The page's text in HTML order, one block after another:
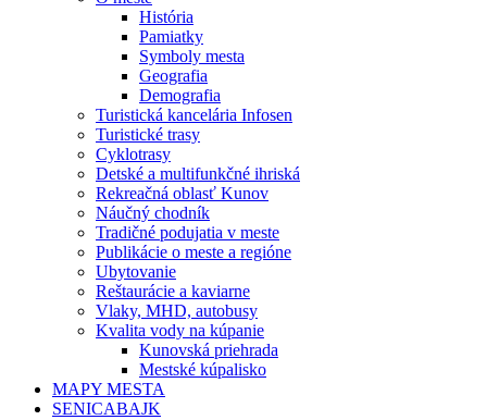
História
Pamiatky
Symboly mesta
Geografia
Demografia
Turistická kancelária Infosen
Turistické trasy
Cyklotrasy
Detské a multifunkčné ihriská
Rekreačná oblasť Kunov
Náučný chodník
Tradičné podujatia v meste
Publikácie o meste a regióne
Ubytovanie
Reštaurácie a kaviarne
Vlaky, MHD, autobusy
Kvalita vody na kúpanie
Kunovská priehrada
Mestské kúpalisko
MAPY MESTA
SENICABAJK